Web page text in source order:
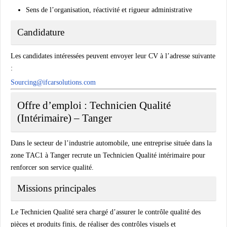
Sens de l’organisation, réactivité et rigueur administrative
Candidature
Les candidates intéressées peuvent envoyer leur CV à l’adresse suivante
:
Sourcing@ifcarsolutions.com
Offre d’emploi : Technicien Qualité
(Intérimaire) – Tanger
Dans le secteur de l’industrie automobile, une entreprise située dans la
zone TAC1 à Tanger recrute un Technicien Qualité intérimaire pour
renforcer son service qualité.
Missions principales
Le Technicien Qualité sera chargé d’assurer le contrôle qualité des
pièces et produits finis, de réaliser des contrôles visuels et